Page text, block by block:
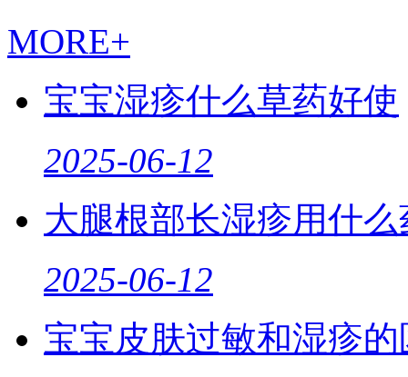
MORE+
宝宝湿疹什么草药好使
2025-06-12
大腿根部长湿疹用什么
2025-06-12
宝宝皮肤过敏和湿疹的